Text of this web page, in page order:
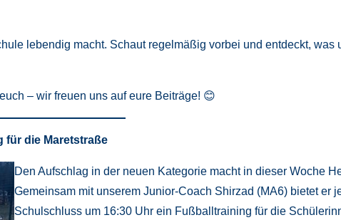
lebendig macht. Schaut regelmäßig vorbei und entdeckt, was
– wir freuen uns auf eure Beiträge! 😊
für die Maretstraße
Den Aufschlag in der neuen Kategorie macht in dieser Woche
Gemeinsam mit unserem Junior-Coach Shirzad (MA6) bietet er
Schulschluss um 16:30 Uhr ein Fußballtraining für die